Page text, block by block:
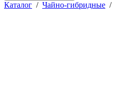
Каталог / Чайно-гибридные /